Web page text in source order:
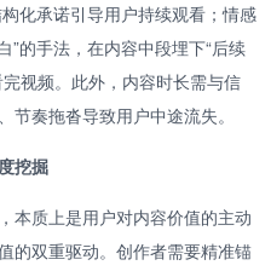
化承诺引导用户持续观看；情感
”的手法，在内容中段埋下“后续
视频。此外，内容时长需与信
奏拖沓导致用户中途流失。
挖掘
本质上是用户对内容价值的主动
的双重驱动。创作者需要精准锚